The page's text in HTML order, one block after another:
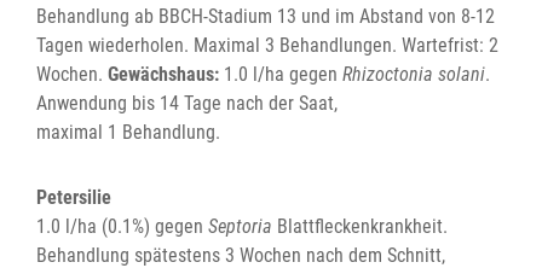
Behandlung ab BBCH-Stadium 13 und im Abstand von 8-12
Tagen wiederholen. Maximal 3 Behandlungen. Wartefrist: 2
Wochen. Gewächshaus: 1.0 l/ha gegen Rhizoctonia solani.
Anwendung bis 14 Tage nach der Saat,
maximal 1 Behandlung.
Petersilie
1.0 l/ha (0.1%) gegen Septoria Blattfleckenkrankheit.
Behandlung spätestens 3 Wochen nach dem Schnitt,